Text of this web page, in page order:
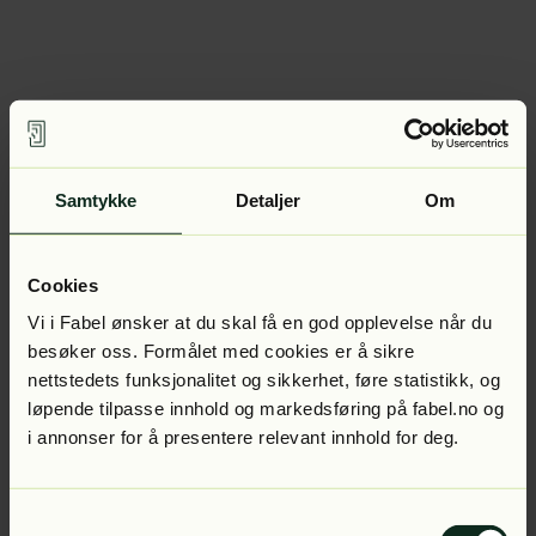
Samtykke Detaljer Om
Cookies
Vi i Fabel ønsker at du skal få en god opplevelse når du
besøker oss. Formålet med cookies er å sikre
nettstedets funksjonalitet og sikkerhet, føre statistikk, og
løpende tilpasse innhold og markedsføring på fabel.no og
i annonser for å presentere relevant innhold for deg.